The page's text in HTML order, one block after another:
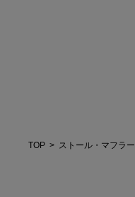
TOP ストール・マフラー